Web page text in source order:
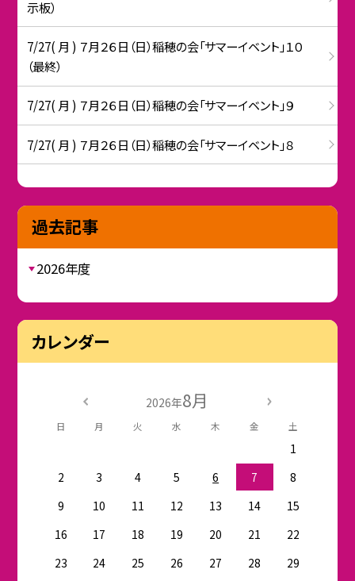
示板）
7/27( 月 ) ７月２６日（日）稲穂の会「サマーイベント」１０
（最終）
7/27( 月 ) ７月２６日（日）稲穂の会「サマーイベント」９
7/27( 月 ) ７月２６日（日）稲穂の会「サマーイベント」８
過去記事
2026年度
カレンダー
2026年8月
日 月 火 水 木 金 土
1
2
3 4 5 6 7
8
9
10 11 12 13 14
15
16
17 18 19 20 21
22
23
24 25 26 27 28
29